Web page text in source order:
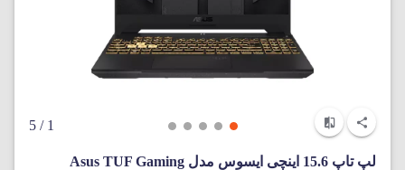
1
/ 5
لپ‌ تاپ 15.6 اینچی ایسوس مدل Asus TUF Gaming